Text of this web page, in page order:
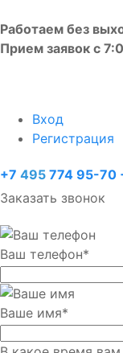
Работаем без
Прием заявок с
Вход
Регистрация
+7 495 774 95-70
Заказать звонок
Ваш телефон*
Ваше имя*